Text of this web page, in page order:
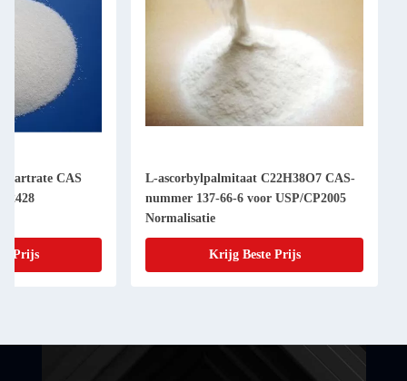
CAS
Prijs
L-ascorbylpalmitaat C22H38O7 CAS-
nummer 137-66-6 voor USP/CP2005
Normalisatie
Krijg Beste Prijs